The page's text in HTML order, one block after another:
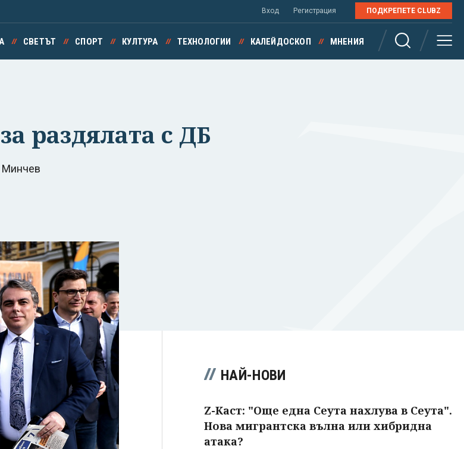
Вход Регистрация ПОДКРЕПЕТЕ CLUBZ
СВЕТЪТ СПОРТ КУЛТУРА ТЕХНОЛОГИИ КАЛЕЙДОСКОП МНЕНИЯ
раздялата с ДБ
Минчев
НАЙ-НОВИ
Z-Каст: "Още една Сеута нахлува в Сеута".
Нова мигрантска вълна или хибридна
атака?